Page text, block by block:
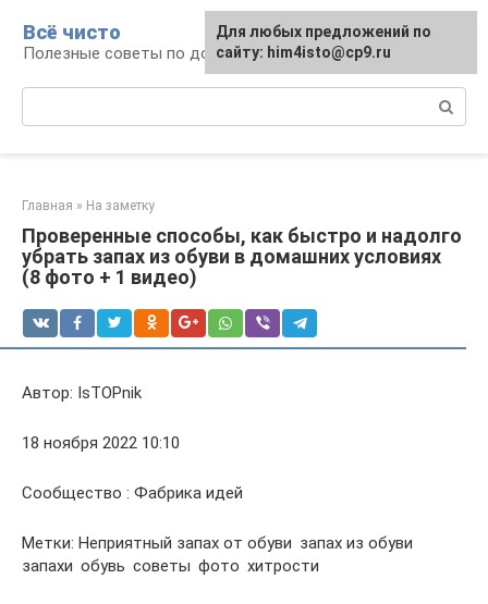
контенту
Всё чисто
Полезные советы по домоводству
Главная » На заметку
Проверенные способы, как быстро и надолго
убрать запах из обуви в домашних условиях
(8 фото + 1 видео)
Автор: IsTOPnik
18 ноября 2022 10:10
Сообщество : Фабрика идей
Метки: Неприятный запах от обуви запах из обуви
запахи обувь советы фото хитрости
Для любых предложений по
сайту: him4isto@cp9.ru